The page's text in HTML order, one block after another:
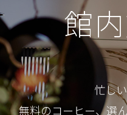
館
忙し
無料のコーヒー、選